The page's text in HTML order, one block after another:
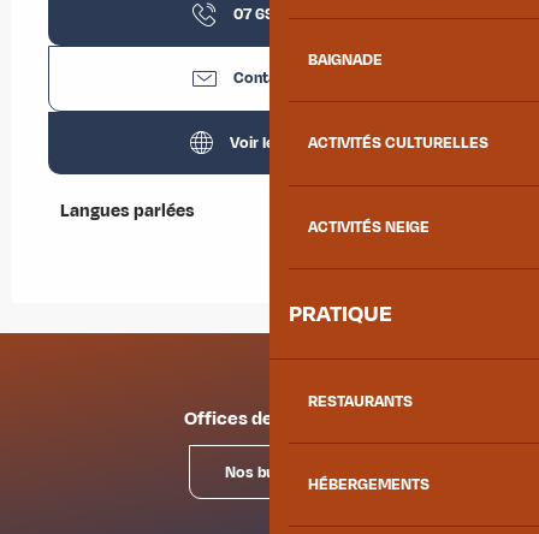
BAIGNADE
ACTIVITÉS CULTURELLES
ACTIVITÉS NEIGE
PRATIQUE
RESTAURANTS
HÉBERGEMENTS
07 69 60 57▒▒
Contactez-nous
Voir les sites web
Langues parlées
Langues parlées
Offices de tourisme
Nos bureaux